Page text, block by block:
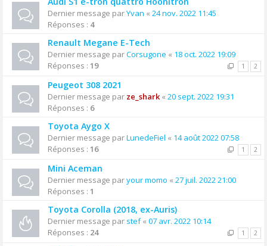
Dernier message parYvan « 24 nov. 2022 11:45
Réponses : 4
Renault Megane E-Tech
Dernier message parCorsugone « 18 oct. 2022 19:09
Réponses : 19 1 2
Peugeot 308 2021
Dernier message par ze_shark« 20 sept. 2022 19:31
Réponses : 6
Toyota Aygo X
Dernier message parLunedeFiel « 14 août 2022 07:58
Réponses : 16 1 2
Mini Aceman
Dernier message paryour momo « 27 juil. 2022 21:00
Réponses : 1
Toyota Corolla (2018, ex-Auris)
Dernier message par stef« 07 avr. 2022 10:14
Réponses : 24 1 2